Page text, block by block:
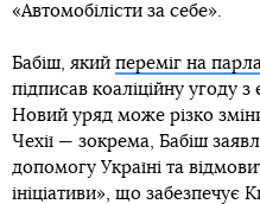
«Автомобілісти за себе».
Бабіш, який переміг на
підписав коаліційну угоду
Новий уряд може різко
Чехії — зокрема, Бабіш
допомогу Україні та
ініціативи», що забезпечує